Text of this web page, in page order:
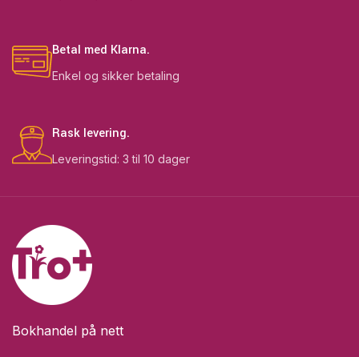
Betal med Klarna.
Enkel og sikker betaling
Rask levering.
Leveringstid: 3 til 10 dager
Bokhandel på nett